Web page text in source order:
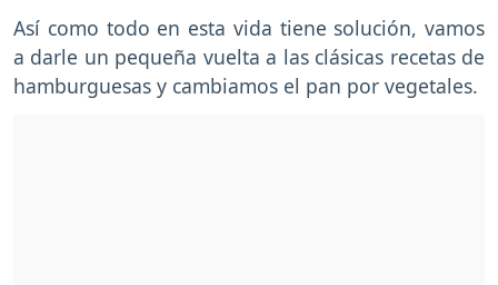
Así como todo en esta vida tiene solución, vamos
a darle un pequeña vuelta a las clásicas recetas de
hamburguesas y cambiamos el pan por vegetales.